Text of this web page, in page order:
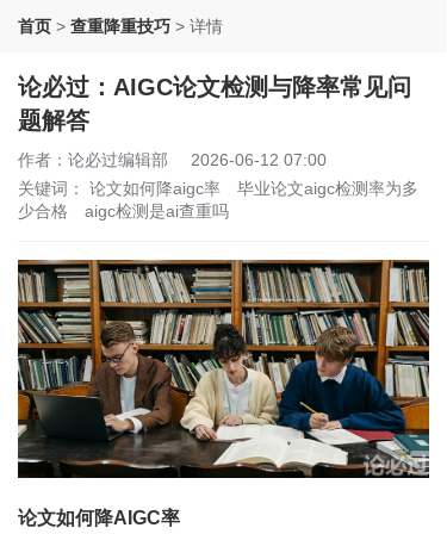
首页 > 查重降重技巧 > 详情
论必过：AIGC论文检测与降率常见问
题解答
作者：论必过编辑部
2026-06-12 07:00
关键词： 论文如何降aigc率
毕业论文aigc检测率为多
少合格
aigc检测是ai查重吗
论文如何降AIGC率